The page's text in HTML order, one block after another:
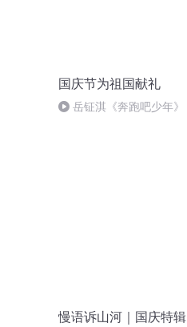
国庆节为祖国献礼
岳钲淇《奔跑吧少年》
慢语诉山河｜国庆特辑